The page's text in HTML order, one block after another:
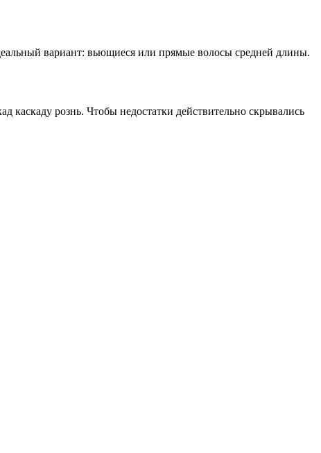
вариант: вьющиеся или прямые волосы средней длины.
рознь. Чтобы недостатки действительно скрывались